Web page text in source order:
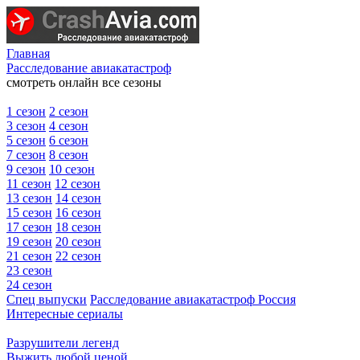
Главная
Расследование авиакатастроф
смотреть онлайн все сезоны
1 сезон 2 сезон
3 сезон 4 сезон
5 сезон 6 сезон
7 сезон 8 сезон
9 сезон 10 сезон
11 сезон 12 сезон
13 сезон 14 сезон
15 сезон 16 сезон
17 сезон 18 сезон
19 сезон 20 сезон
21 сезон 22 сезон
23 сезон
24 сезон
Спец выпуски Расследование авиакатастроф Россия
Интересные сериалы
Разрушители легенд
Выжить любой ценой